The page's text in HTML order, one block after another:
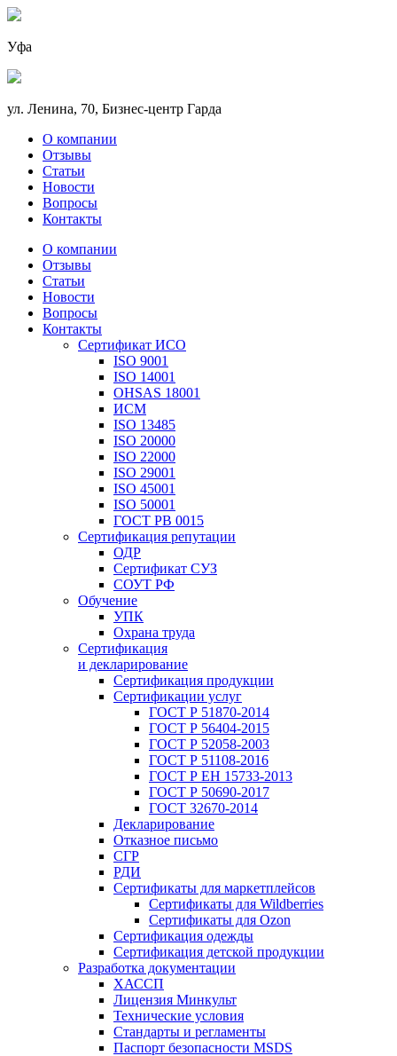
Уфа
ул. Ленина, 70, Бизнес-центр Гарда
О компании
Отзывы
Статьи
Новости
Вопросы
Контакты
О компании
Отзывы
Статьи
Новости
Вопросы
Контакты
Сертификат ИСО
ISO 9001
ISO 14001
OHSAS 18001
ИСМ
ISO 13485
ISO 20000
ISO 22000
ISO 29001
ISO 45001
ISO 50001
ГОСТ РВ 0015
Сертификация репутации
ОДР
Сертификат СУЗ
СОУТ РФ
Обучение
УПК
Охрана труда
Сертификация
и декларирование
Сертификация продукции
Сертификации услуг
ГОСТ Р 51870-2014
ГОСТ Р 56404-2015
ГОСТ Р 52058-2003
ГОСТ Р 51108-2016
ГОСТ Р ЕН 15733-2013
ГОСТ Р 50690-2017
ГОСТ 32670-2014
Декларирование
Отказное письмо
СГР
РДИ
Сертификаты для маркетплейсов
Сертификаты для Wildberries
Сертификаты для Ozon
Сертификация одежды
Сертификация детской продукции
Разработка документации
ХАССП
Лицензия Минкульт
Технические условия
Стандарты и регламенты
Паспорт безопасности MSDS